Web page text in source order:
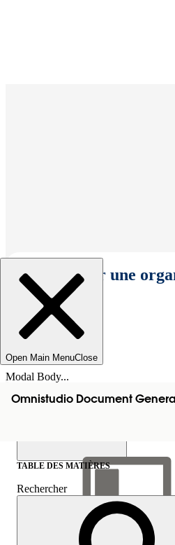
Sélectionner une
Open Main MenuClose
Modal Body...
Omnistudio Document
TABLE DES MATIÈRES
Rechercher